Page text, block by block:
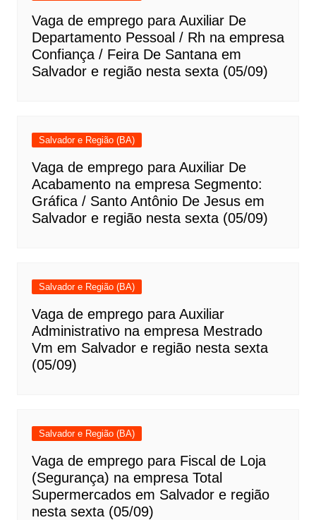
Vaga de emprego para Auxiliar De
Departamento Pessoal / Rh na empresa
Confiança / Feira De Santana em
Salvador e região nesta sexta (05/09)
Salvador e Região (BA)
Vaga de emprego para Auxiliar De
Acabamento na empresa Segmento:
Gráfica / Santo Antônio De Jesus em
Salvador e região nesta sexta (05/09)
Salvador e Região (BA)
Vaga de emprego para Auxiliar
Administrativo na empresa Mestrado
Vm em Salvador e região nesta sexta
(05/09)
Salvador e Região (BA)
Vaga de emprego para Fiscal de Loja
(Segurança) na empresa Total
Supermercados em Salvador e região
nesta sexta (05/09)